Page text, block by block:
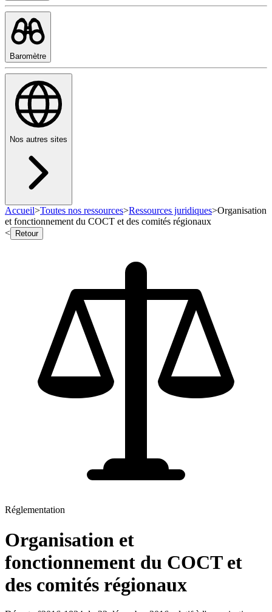
Baromètre
Nos autres sites
Accueil>Toutes nos ressources>Ressources juridiques>Organisation
et fonctionnement du COCT et des comités régionaux
<
Retour
Réglementation
Organisation et
fonctionnement du COCT et
des comités régionaux